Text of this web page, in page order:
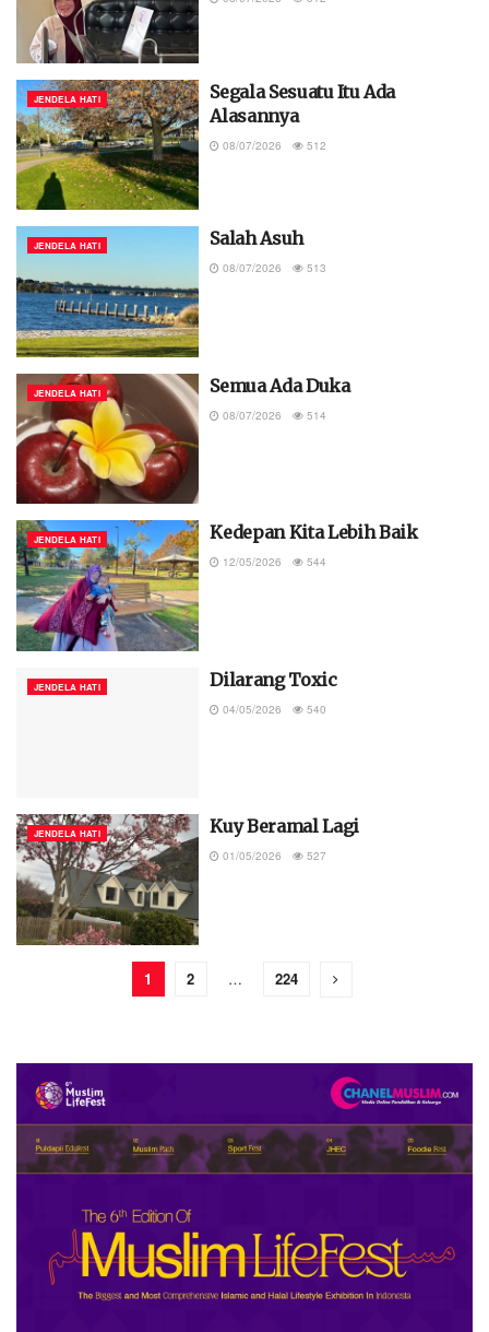
JENDELA HATI
Segala Sesuatu Itu Ada
Alasannya
08/07/2026 512
JENDELA HATI Salah Asuh
08/07/2026 513
JENDELA HATI Semua Ada Duka
08/07/2026 514
JENDELA HATI Kedepan Kita Lebih Baik
12/05/2026 544
JENDELA HATI Dilarang Toxic
04/05/2026 540
JENDELA HATI Kuy Beramal Lagi
01/05/2026 527
1 2 … 224